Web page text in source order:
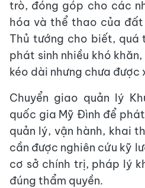
trò, đóng góp cho các
hóa và thể thao của đất
Thủ tướng cho biết, quá
phát sinh nhiều khó
kéo dài nhưng chưa được
Chuyển giao quản lý
quốc gia Mỹ Đình để
quản lý, vận hành, khai
cần được nghiên cứu kỹ
cơ sở chính trị, pháp lý
đúng thẩm quyền.